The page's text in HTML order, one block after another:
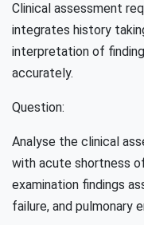
Clinical assessment
integrates history
interpretation of
accurately.
Question:
Analyse the clinical
with acute shortness
examination findings
failure, and pulmonary